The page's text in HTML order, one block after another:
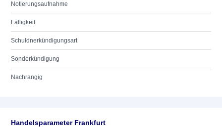
Notierungsaufnahme
Fälligkeit
Schuldnerkündigungsart
Sonderkündigung
Nachrangig
Handelsparameter Frankfurt